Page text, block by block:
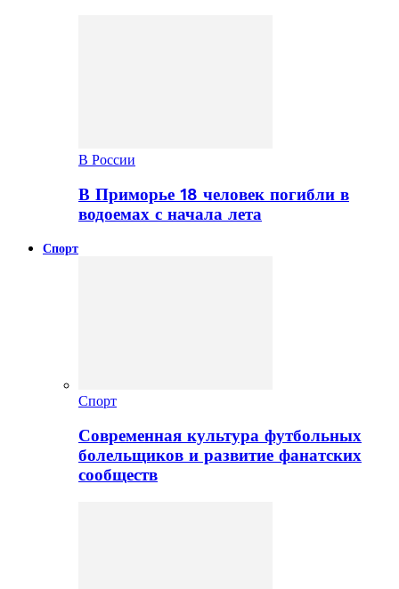
В России
В Приморье 18 человек погибли в
водоемах с начала лета
Спорт
Спорт
Современная культура футбольных
болельщиков и развитие фанатских
сообществ